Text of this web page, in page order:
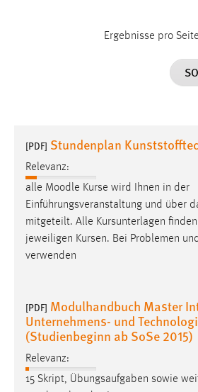
Ergebnisse pro
[PDF] Stundenplan
Relevanz:
alle Moodle Kurse wird Ihnen in der
Einführungsveranstaltung und über
mitgeteilt. Alle Kursunterlagen
jeweiligen Kursen. Bei Problemen
verwenden
[PDF] Modulhandbuch Master
Unternehmens- und
(Studienbeginn ab SoSe 2015)
Relevanz:
15 Skript, Übungsaufgaben sowie
Dieser Cookie speichert die
Performance
Name:
staticfilecache
Zweck:
Für performante Seitenauslieferung
gespeichert, ob man eingeloggt ist.
Name:
site-language-preference
Das Cookie speichert die gewählte